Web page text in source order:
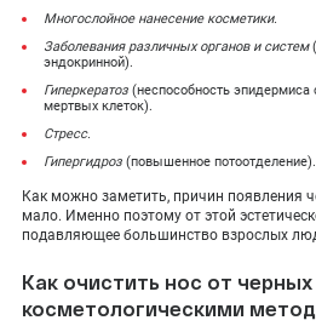
Многослойное нанесение косметики.
Заболевания различных органов и систем
эндокринной).
Гиперкератоз (неспособность
мертвых клеток).
Стресс.
Гипергидроз (повышенное потоотделение).
Как можно заметить, причин появления
мало. Именно поэтому от этой
подавляющее большинство взрослых
Как очистить нос от
косметологическими